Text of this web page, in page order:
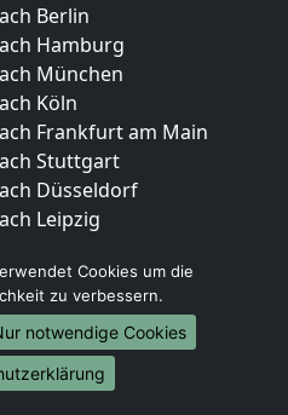
Berlin
Hamburg
München
Köln
Frankfurt am Main
Stuttgart
Düsseldorf
Leipzig
Essen
Bremen
Dresden
Hannover
Nürnberg
Cookies um die
zu verbessern.
notwendige Cookies